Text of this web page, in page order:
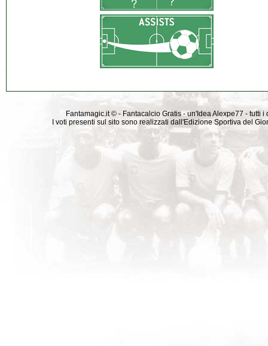
Fantamagic.it © - Fantacalcio Gratis - un'Idea Alexpe77 -
I voti presenti sul sito sono realizzati dall'Edizione Sportiva del